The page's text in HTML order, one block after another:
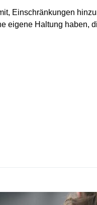
Einschränkungen
eigene Haltung haben,